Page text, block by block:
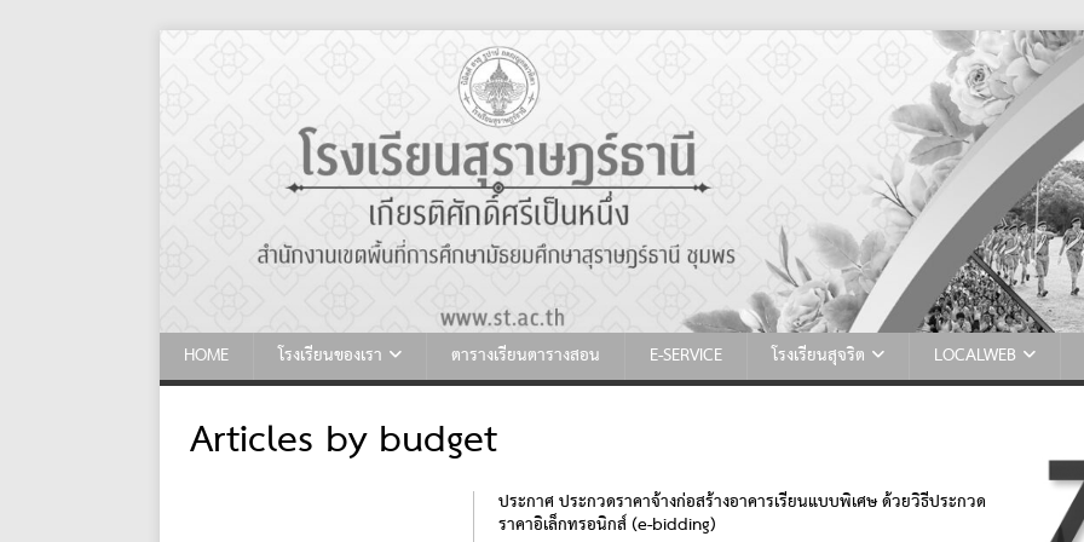
HOME โรงเรียนของเรา ตารางเรียนตารางสอน E-SERVICE โรงเรียนสุจริต LOCALWEB
Articles bybudget
ประกาศ ประกวดราคาจ้างก่อสร้างอาคารเรียนแบบพิเศษ ด้วยวิธีประกวด
ราคาอิเล็กทรอนิกส์ (e-bidding)